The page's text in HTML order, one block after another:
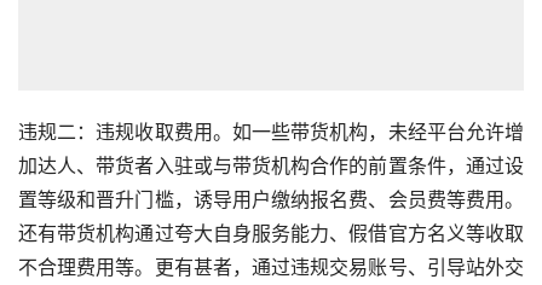
违规二：违规收取费用。如一些带货机构，未经平台允许增
加达人、带货者入驻或与带货机构合作的前置条件，通过设
置等级和晋升门槛，诱导用户缴纳报名费、会员费等费用。
还有带货机构通过夸大自身服务能力、假借官方名义等收取
不合理费用等。更有甚者，通过违规交易账号、引导站外交